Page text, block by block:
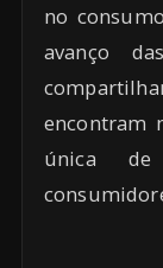
no
avanço
encontram
única